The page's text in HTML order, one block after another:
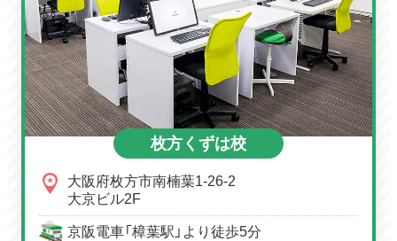
枚方くずは校
大阪府枚方市南楠葉1-26-2
大京ビル2F
京阪電車「樟葉駅」より徒歩5分